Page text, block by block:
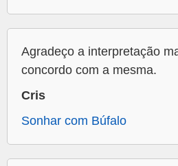
Agradeço a interpretação
concordo com a mesma.
Cris
Sonhar com Búfalo